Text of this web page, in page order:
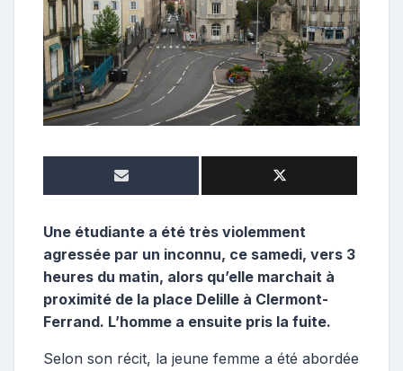
i
b
u
t
c
Une étudiante a été très violemment
agressée par un inconnu, ce samedi, vers 3
heures du matin, alors qu’elle marchait à
proximité de la place Delille à Clermont-
Ferrand. L’homme a ensuite pris la fuite.
Selon son récit, la jeune femme a été abordée